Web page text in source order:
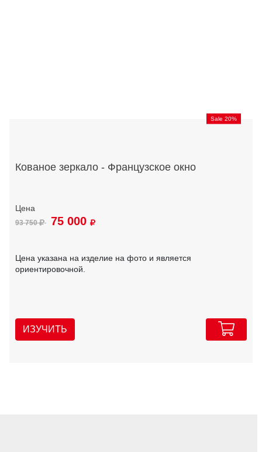
Sale 20%
Кованое зеркало - Французское окно
93 750 75 000
Цена указана на изделие на фото и является
ориентировочной.
ИЗУЧИТЬ